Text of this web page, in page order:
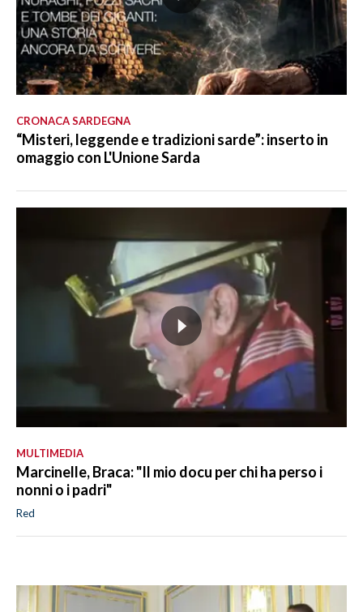
CRONACA SARDEGNA
“Misteri, leggende e tradizioni sarde”: inserto in
omaggio con L'Unione Sarda
MULTIMEDIA
Marcinelle, Braca: "Il mio docu per chi ha perso i
nonni o i padri"
Red